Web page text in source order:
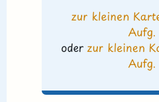
zur kleinen
Aufg.
oderzur kleinen
Aufg.